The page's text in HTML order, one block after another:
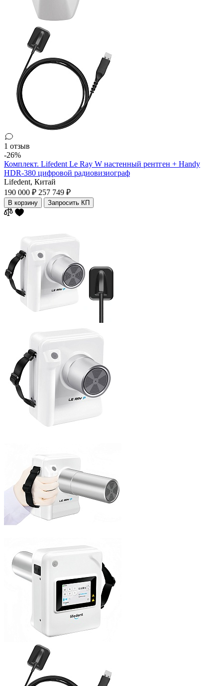
1 отзыв
-26%
Комплект. Lifedent Le Ray W настенный рентген + Handy
HDR-380 цифровой радиовизиограф
Lifedent, Китай
190 000 ₽ 257 749 ₽
В корзину Запросить КП